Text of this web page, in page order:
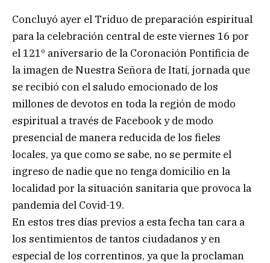
Concluyó ayer el Triduo de preparación espiritual
para la celebración central de este viernes 16 por
el 121º aniversario de la Coronación Pontificia de
la imagen de Nuestra Señora de Itatí, jornada que
se recibió con el saludo emocionado de los
millones de devotos en toda la región de modo
espiritual a través de Facebook y de modo
presencial de manera reducida de los fieles
locales, ya que como se sabe, no se permite el
ingreso de nadie que no tenga domicilio en la
localidad por la situación sanitaria que provoca la
pandemia del Covid-19.
En estos tres días previos a esta fecha tan cara a
los sentimientos de tantos ciudadanos y en
especial de los correntinos, ya que la proclaman